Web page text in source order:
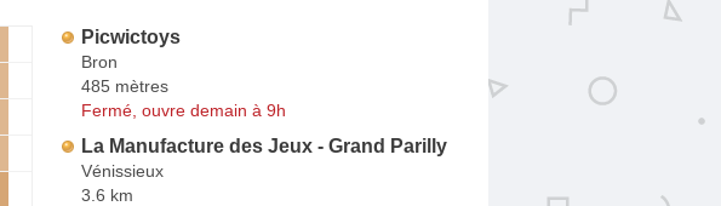
Picwictoys
Bron
485 mètres
Fermé, ouvre demain à 9h
La Manufacture des Jeux - Grand Parilly
Vénissieux
3.6 km